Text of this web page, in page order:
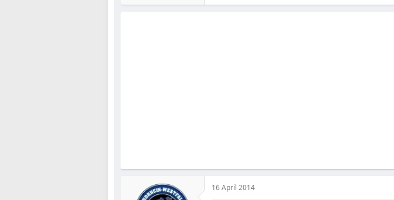
16 April 2014